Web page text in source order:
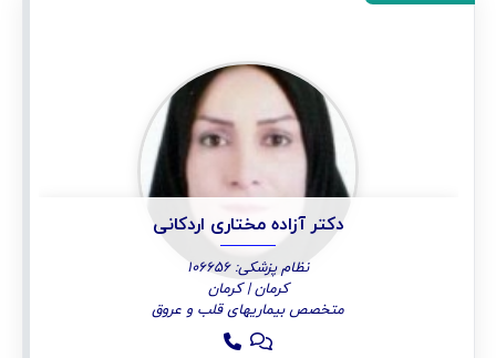
دکتر آزاده مختاری اردکانی
نظام پزشکی: 106656
کرمان | کرمان
متخصص بیماریهای قلب و عروق